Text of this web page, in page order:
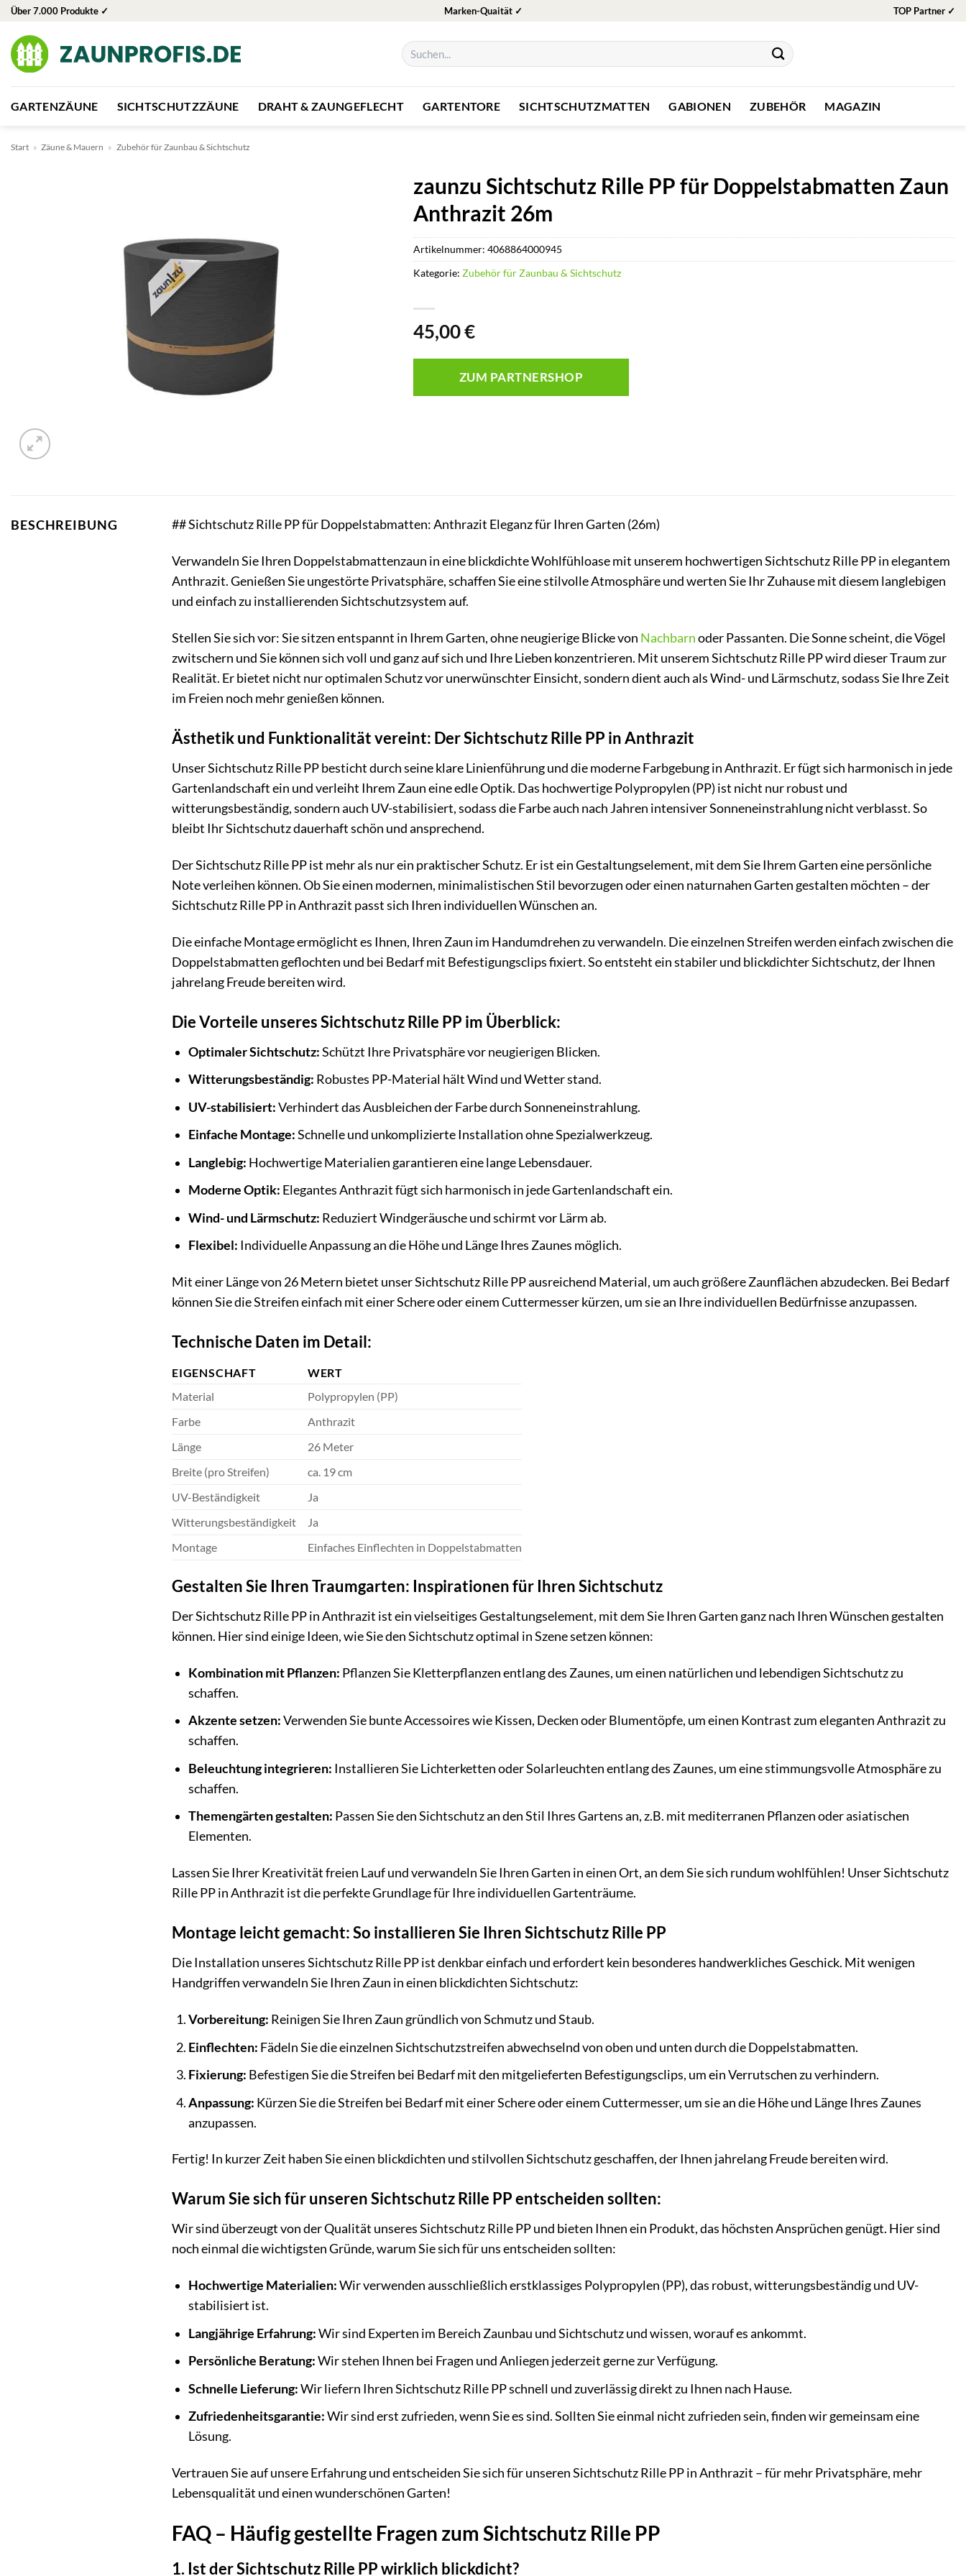
Zum
springen
Über 7.000 Produkte ✓ Marken-Quaität ✓ TOP Partner ✓
Suchen
nach:
GARTENZÄUNE SICHTSCHUTZZÄUNE DRAHT & ZAUNGEFLECHT GARTENTORE SICHTSCHUTZMATTEN GABIONEN ZUBEHÖR MAGAZIN
Start » Zäune & Mauern » Zubehör für Zaunbau & Sichtschutz
zaunzu Sichtschutz Rille PP für Doppelstabmatten Zaun
Anthrazit 26m
45,00€
ZUM PARTNERSHOP
Artikelnummer: 4068864000945
Kategorie: Zubehör für Zaunbau & Sichtschutz
BESCHREIBUNG ## Sichtschutz Rille PP für Doppelstabmatten: Anthrazit Eleganz für Ihren Garten (26m)
Verwandeln Sie Ihren Doppelstabmattenzaun in eine blickdichte Wohlfühloase mit unserem hochwertigen Sichtschutz Rille PP in elegantem
Anthrazit. Genießen Sie ungestörte Privatsphäre, schaffen Sie eine stilvolle Atmosphäre und werten Sie Ihr Zuhause mit diesem langlebigen
und einfach zu installierenden Sichtschutzsystem auf.
Stellen Sie sich vor: Sie sitzen entspannt in Ihrem Garten, ohne neugierige Blicke von Nachbarnoder Passanten. Die Sonne scheint, die Vögel
zwitschern und Sie können sich voll und ganz auf sich und Ihre Lieben konzentrieren. Mit unserem Sichtschutz Rille PP wird dieser Traum zur
Realität. Er bietet nicht nur optimalen Schutz vor unerwünschter Einsicht, sondern dient auch als Wind- und Lärmschutz, sodass Sie Ihre Zeit
im Freien noch mehr genießen können.
Ästhetik und Funktionalität vereint: Der Sichtschutz Rille PP in Anthrazit
Unser Sichtschutz Rille PP besticht durch seine klare Linienführung und die moderne Farbgebung in Anthrazit. Er fügt sich harmonisch in jede
Gartenlandschaft ein und verleiht Ihrem Zaun eine edle Optik. Das hochwertige Polypropylen (PP) ist nicht nur robust und
witterungsbeständig, sondern auch UV-stabilisiert, sodass die Farbe auch nach Jahren intensiver Sonneneinstrahlung nicht verblasst. So
bleibt Ihr Sichtschutz dauerhaft schön und ansprechend.
Der Sichtschutz Rille PP ist mehr als nur ein praktischer Schutz. Er ist ein Gestaltungselement, mit dem Sie Ihrem Garten eine persönliche
Note verleihen können. Ob Sie einen modernen, minimalistischen Stil bevorzugen oder einen naturnahen Garten gestalten möchten – der
Sichtschutz Rille PP in Anthrazit passt sich Ihren individuellen Wünschen an.
Die einfache Montage ermöglicht es Ihnen, Ihren Zaun im Handumdrehen zu verwandeln. Die einzelnen Streifen werden einfach zwischen die
Doppelstabmatten geflochten und bei Bedarf mit Befestigungsclips fixiert. So entsteht ein stabiler und blickdichter Sichtschutz, der Ihnen
jahrelang Freude bereiten wird.
Die Vorteile unseres Sichtschutz Rille PP im Überblick:
Optimaler Sichtschutz:Schützt Ihre Privatsphäre vor neugierigen Blicken.
Witterungsbeständig: Robustes PP-Material hält Wind und Wetter stand.
UV-stabilisiert:Verhindert das Ausbleichen der Farbe durch Sonneneinstrahlung.
Einfache Montage:Schnelle und unkomplizierte Installation ohne Spezialwerkzeug.
Langlebig: Hochwertige Materialien garantieren eine lange Lebensdauer.
Moderne Optik: Elegantes Anthrazit fügt sich harmonisch in jede Gartenlandschaft ein.
Wind- und Lärmschutz: Reduziert Windgeräusche und schirmt vor Lärm ab.
Flexibel: Individuelle Anpassung an die Höhe und Länge Ihres Zaunes möglich.
Mit einer Länge von 26 Metern bietet unser Sichtschutz Rille PP ausreichend Material, um auch größere Zaunflächen abzudecken. Bei Bedarf
können Sie die Streifen einfach mit einer Schere oder einem Cuttermesser kürzen, um sie an Ihre individuellen Bedürfnisse anzupassen.
Technische Daten im Detail:
EIGENSCHAFT
WERT
Material
Polypropylen (PP)
Farbe
Anthrazit
Länge
26 Meter
Breite (pro Streifen)
ca. 19 cm
UV-Beständigkeit
Ja
Witterungsbeständigkeit
Ja
Montage
Einfaches Einflechten in Doppelstabmatten
Gestalten Sie Ihren Traumgarten: Inspirationen für Ihren Sichtschutz
Der Sichtschutz Rille PP in Anthrazit ist ein vielseitiges Gestaltungselement, mit dem Sie Ihren Garten ganz nach Ihren Wünschen gestalten
können. Hier sind einige Ideen, wie Sie den Sichtschutz optimal in Szene setzen können:
Kombination mit Pflanzen: Pflanzen Sie Kletterpflanzen entlang des Zaunes, um einen natürlichen und lebendigen Sichtschutz zu
schaffen.
Akzente setzen:Verwenden Sie bunte Accessoires wie Kissen, Decken oder Blumentöpfe, um einen Kontrast zum eleganten Anthrazit zu
schaffen.
Beleuchtung integrieren: Installieren Sie Lichterketten oder Solarleuchten entlang des Zaunes, um eine stimmungsvolle Atmosphäre zu
schaffen.
Themengärten gestalten: Passen Sie den Sichtschutz an den Stil Ihres Gartens an, z.B. mit mediterranen Pflanzen oder asiatischen
Elementen.
Lassen Sie Ihrer Kreativität freien Lauf und verwandeln Sie Ihren Garten in einen Ort, an dem Sie sich rundum wohlfühlen! Unser Sichtschutz
Rille PP in Anthrazit ist die perfekte Grundlage für Ihre individuellen Gartenträume.
Montage leicht gemacht: So installieren Sie Ihren Sichtschutz Rille PP
Die Installation unseres Sichtschutz Rille PP ist denkbar einfach und erfordert kein besonderes handwerkliches Geschick. Mit wenigen
Handgriffen verwandeln Sie Ihren Zaun in einen blickdichten Sichtschutz:
Vorbereitung: Reinigen Sie Ihren Zaun gründlich von Schmutz und Staub.
Einflechten: Fädeln Sie die einzelnen Sichtschutzstreifen abwechselnd von oben und unten durch die Doppelstabmatten.
Fixierung: Befestigen Sie die Streifen bei Bedarf mit den mitgelieferten Befestigungsclips, um ein Verrutschen zu verhindern.
Anpassung: Kürzen Sie die Streifen bei Bedarf mit einer Schere oder einem Cuttermesser, um sie an die Höhe und Länge Ihres Zaunes
anzupassen.
Fertig! In kurzer Zeit haben Sie einen blickdichten und stilvollen Sichtschutz geschaffen, der Ihnen jahrelang Freude bereiten wird.
Warum Sie sich für unseren Sichtschutz Rille PP entscheiden sollten:
Wir sind überzeugt von der Qualität unseres Sichtschutz Rille PP und bieten Ihnen ein Produkt, das höchsten Ansprüchen genügt. Hier sind
noch einmal die wichtigsten Gründe, warum Sie sich für uns entscheiden sollten:
Hochwertige Materialien:Wir verwenden ausschließlich erstklassiges Polypropylen (PP), das robust, witterungsbeständig und UV-
stabilisiert ist.
Langjährige Erfahrung:Wir sind Experten im Bereich Zaunbau und Sichtschutz und wissen, worauf es ankommt.
Persönliche Beratung:Wir stehen Ihnen bei Fragen und Anliegen jederzeit gerne zur Verfügung.
Schnelle Lieferung:Wir liefern Ihren Sichtschutz Rille PP schnell und zuverlässig direkt zu Ihnen nach Hause.
Zufriedenheitsgarantie:Wir sind erst zufrieden, wenn Sie es sind. Sollten Sie einmal nicht zufrieden sein, finden wir gemeinsam eine
Lösung.
Vertrauen Sie auf unsere Erfahrung und entscheiden Sie sich für unseren Sichtschutz Rille PP in Anthrazit – für mehr Privatsphäre, mehr
Lebensqualität und einen wunderschönen Garten!
FAQ – Häufig gestellte Fragen zum Sichtschutz Rille PP
1. Ist der Sichtschutz Rille PP wirklich blickdicht?